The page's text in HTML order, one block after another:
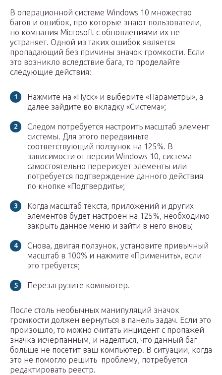
В операционной системе Windows 10 множество
багов и ошибок, про которые знают пользователи,
но компания Microsoft с обновлениями их не
устраняет. Одной из таких ошибок является
пропадающий без причины значок громкости. Если
это возникло вследствие бага, то проделайте
следующие действия:
Нажмите на «Пуск» и выберите «Параметры», а
далее зайдите во вкладку «Система»;
Следом потребуется настроить масштаб элемент
системы. Для этого передвиньте
соответствующий ползунок на 125%. В
зависимости от версии Windows 10, система
самостоятельно перерисует элементы или
потребуется подтверждение данного действия
по кнопке «Подтвердить»;
Когда масштаб текста, приложений и других
элементов будет настроен на 125%, необходимо
закрыть данное меню и зайти в него вновь;
Снова, двигая ползунок, установите привычный
масштаб в 100% и нажмите «Применить», если
это требуется;
Перезагрузите компьютер.
После столь необычных манипуляций значок
громкости должен вернуться в панель задач. Если это
произошло, то можно считать инцидент с пропажей
значка исчерпанным, и надеяться, что данный баг
больше не посетит ваш компьютер. В ситуации, когда
это не помогло решить проблему, потребуется
редактировать реестр.